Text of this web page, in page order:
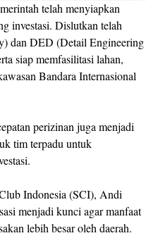
telah menyiapkan
investasi. Dislutkan telah
dan DED (Detail Engineering
siap memfasilitasi lahan,
Bandara Internasional
perizinan juga menjadi
tim terpadu untuk
Indonesia (SCI), Andi
menjadi kunci agar manfaat
lebih besar oleh daerah.